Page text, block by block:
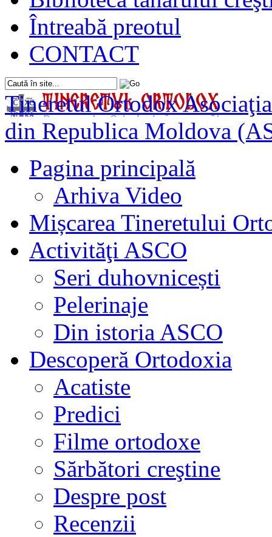
Întreabă preotul
CONTACT
Tineretul Ortodox
din Republica Moldova
Pagina principală
Arhiva Video
Mișcarea Tineretului
Activităţi ASCO
Seri duhovnicești
Pelerinaje
Din istoria ASCO
Descoperă Ortodoxia
Acatiste
Predici
Filme ortodoxe
Sărbători creştine
Despre post
Recenzii